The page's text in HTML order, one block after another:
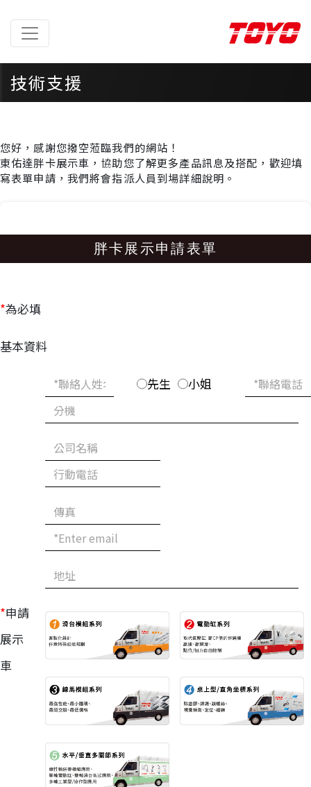
技術支援
您好，感謝您撥空蒞臨我們的網站！
東佑達胖卡展示車，協助您了解更多產品訊息及搭配，歡迎填
寫表單申請，我們將會指派人員到場詳細說明。
胖卡展示申請表單
*為必填
基本資料
先生 小姐
*申請
展示
車